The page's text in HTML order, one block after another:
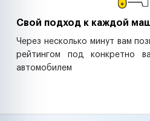
Свой подход к каждой
Через несколько минут вам
рейтингом под конкретно
автомобилем